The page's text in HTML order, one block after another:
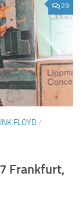
29
FLOYD/
Frankfurt,